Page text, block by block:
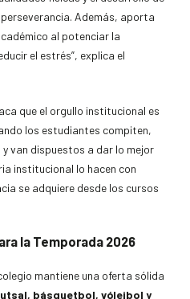
Además, aporta
al potenciar la
el estrés”, explica el
que el orgullo institucional es
los estudiantes compiten,
van dispuestos a dar lo mejor
institucional lo hacen con
se adquiere desde los cursos
la Temporada 2026
mantiene una oferta sólida
básquetbol, vóleibol y